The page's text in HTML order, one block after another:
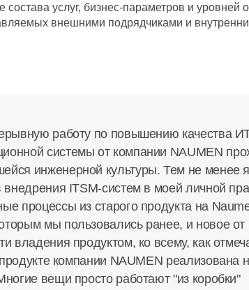
услуг, бизнес-параметров и уровней
внешними подрядчиками и
работу по повышению качества
системы от компании NAUMEN
инженерной культуры. Тем не менее
ITSM-систем в моей личной
процессы из старого продукта на
мы пользовались ранее, и новое
владения продуктом, ко всему, как
компании NAUMEN реализована
вещи просто работают "из коробки"